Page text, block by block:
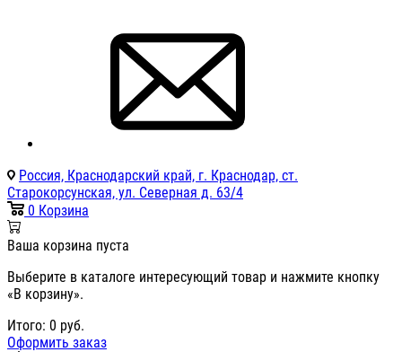
Россия, Краснодарский край, г. Краснодар, ст.
Старокорсунская, ул. Северная д. 63/4
0 Корзина
Ваша корзина пуста
Выберите в каталоге интересующий товар и нажмите кнопку
«В корзину».
Итого: 0 руб.
Оформить заказ